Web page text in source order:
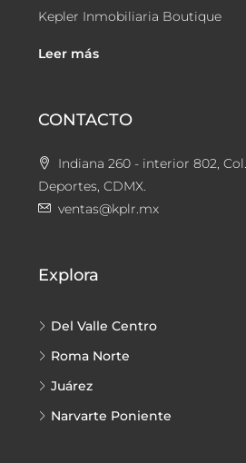
Kepler Inmobiliaria Boutique
Leer más
CONTACTO
Indiana 260 - interior 802,
Deportes, CDMX.
ventas@kplr.mx
Explora
Del Valle Centro
Roma Norte
Juárez
Narvarte Poniente